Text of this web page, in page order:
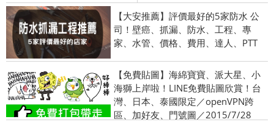
【大安推薦】評價最好的5家防水 公
司！壁癌、抓漏、防水、工程、專
家、水管、價格、費用、達人、PTT
【免費貼圖】海綿寶寶、派大星、小
海獅上岸啦！LINE免費貼圖欣賞！台
灣、日本、泰國限定／openVPN跨
區、加好友、門號圖／2015/7/28